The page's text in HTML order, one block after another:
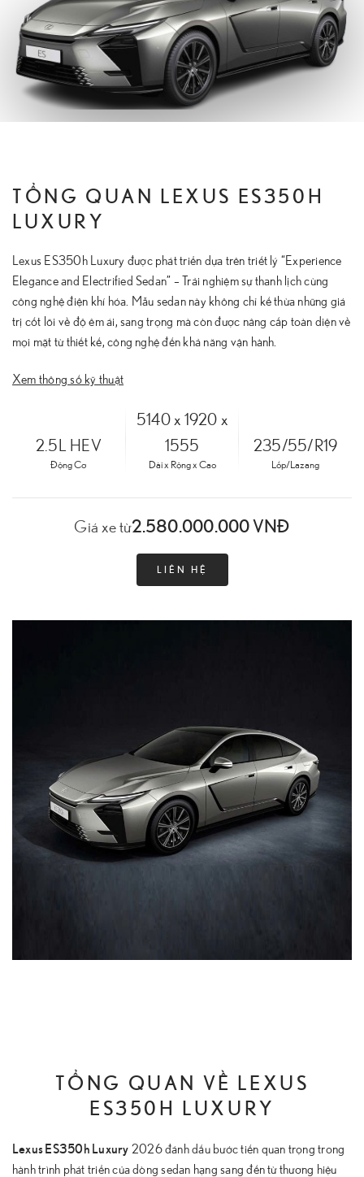
TỔNG QUAN LEXUS ES350H
LUXURY
Lexus ES350h Luxury được phát triển dựa trên triết lý “Experience
Elegance and Electrified Sedan” – Trải nghiệm sự thanh lịch cùng
công nghệ điện khí hóa. Mẫu sedan này không chỉ kế thừa những giá
trị cốt lõi về độ êm ái, sang trọng mà còn được nâng cấp toàn diện về
mọi mặt từ thiết kế, công nghệ đến khả năng vận hành.
Xem thông số kỹ thuật
2.5L HEV
Động Cơ
5140 x 1920 x
1555
Dài x Rộng x Cao
235/55/R19
Lốp/Lazang
Giá xe từ2.580.000.000 VNĐ
LIÊN HỆ
TỔNG QUAN VỀ LEXUS
ES350H LUXURY
Lexus ES350h Luxury 2026 đánh dấu bước tiến quan trọng trong
hành trình phát triển của dòng sedan hạng sang đến từ thương hiệu